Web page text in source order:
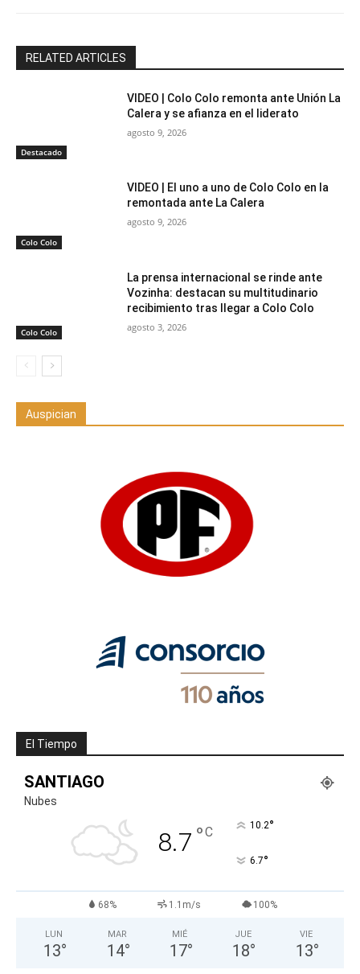
RELATED ARTICLES
Destacado
VIDEO | Colo Colo remonta ante Unión La
Calera y se afianza en el liderato
agosto 9, 2026
Colo Colo
VIDEO | El uno a uno de Colo Colo en la
remontada ante La Calera
agosto 9, 2026
Colo Colo
La prensa internacional se rinde ante
Vozinha: destacan su multitudinario
recibimiento tras llegar a Colo Colo
agosto 3, 2026
Auspician
El Tiempo
SANTIAGO
Nubes
8.7 °C 10.2°
6.7°
68% 1.1m/s 100%
LUN
13°
MAR
14°
MIÉ
17°
JUE
18°
VIE
13°